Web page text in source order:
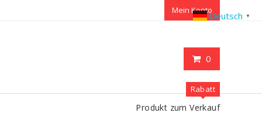
Mein Konto
0
Rabatt
Produkt zum Verkauf
Deutsch ▼